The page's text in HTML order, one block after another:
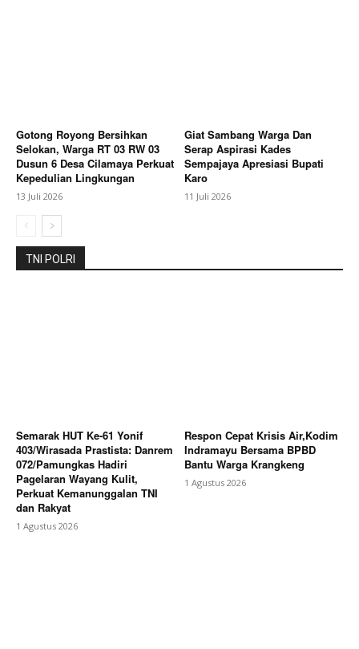
Company
About
Contact us
Subscription Plans
My account
Gotong Royong Bersihkan
Selokan, Warga RT 03 RW 03
Dusun 6 Desa Cilamaya Perkuat
Kepedulian Lingkungan
13 Juli 2026
Giat Sambang Warga Dan
Serap Aspirasi Kades
Sempajaya Apresiasi Bupati
Karo
11 Juli 2026
TNI POLRI
Semarak HUT Ke-61 Yonif
403/Wirasada Prastista: Danrem
072/Pamungkas Hadiri
Pagelaran Wayang Kulit,
Perkuat Kemanunggalan TNI
dan Rakyat
1 Agustus 2026
Respon Cepat Krisis Air,Kodim
Indramayu Bersama BPBD
Bantu Warga Krangkeng
1 Agustus 2026